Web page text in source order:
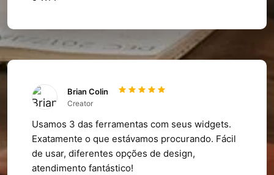
Brian Colin
Creator
Usamos 3 das ferramentas com seus widgets.
Exatamente o que estávamos procurando. Fácil
de usar, diferentes opções de design,
atendimento fantástico!